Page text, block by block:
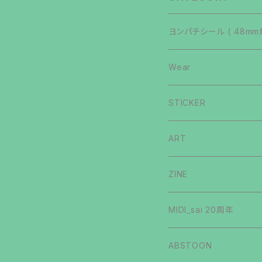
ヨンパチシール (
いないマン
第4弾
第3弾
イジクリマン
第1弾
第2弾
シルキチナイト
第1弾
第2弾
ソックリダッチ
第1弾
第2弾
肥マン
第1弾
ヨンパチマン
Wear
T-shirts
Long Sleeve
Hoody
Sweat
Others
STICKER
GULPLOTT
BIOMMENT
GAG
手描きステッカー
ART
ZINE
MIDI_sai 20周年
ABSTOON